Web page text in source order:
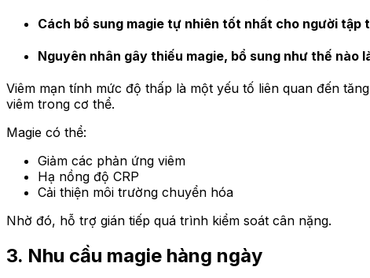
Cách bổ sung magie tự nhiên tốt nhất cho người tập
Nguyên nhân gây thiếu magie, bổ sung như thế nào
Viêm mạn tính mức độ thấp là một yếu tố liên quan đến
viêm trong cơ thể.
Magie có thể:
Giảm các phản ứng viêm
Hạ nồng độ CRP
Cải thiện môi trường chuyển hóa
Nhờ đó, hỗ trợ gián tiếp quá trình kiểm soát cân nặng.
3. Nhu cầu magie hàng ngày